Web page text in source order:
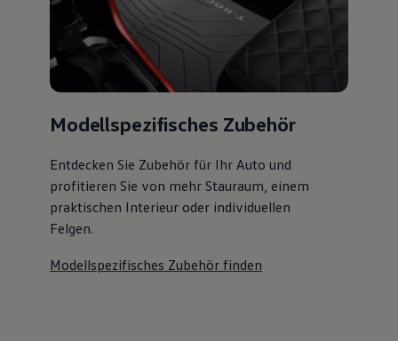
Modellspezifisches Zubehör
Entdecken Sie Zubehör für Ihr Auto und
profitieren Sie von mehr Stauraum, einem
praktischen Interieur oder individuellen
Felgen.
Modellspezifisches Zubehör finden